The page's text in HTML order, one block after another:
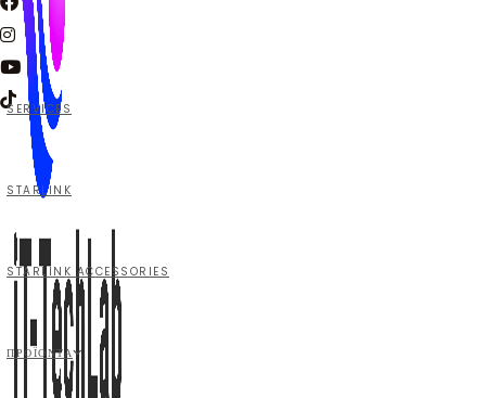
SERVICES
STARLINK
STARLINK ACCESSORIES
ΠΡΟΪΌΝΤΑ